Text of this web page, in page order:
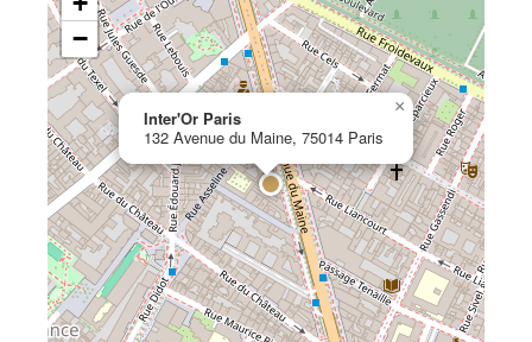
Inter'Or Paris
132 Avenue du Maine, 75014 Paris
×
−